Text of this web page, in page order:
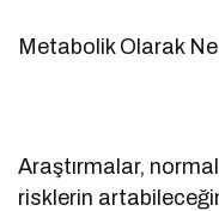
Metabolik Olarak
Araştırmalar,
risklerin